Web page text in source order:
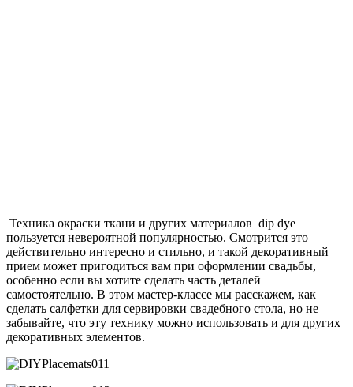
Техника окраски ткани и других материалов dip dye
пользуется невероятной популярностью. Смотрится это
действительно интересно и стильно, и такой декоративный
прием может пригодиться вам при оформлении свадьбы,
особенно если вы хотите сделать часть деталей
самостоятельно. В этом мастер-классе мы расскажем, как
сделать салфетки для сервировки свадебного стола, но не
забывайте, что эту технику можно использовать и для других
декоративных элементов.